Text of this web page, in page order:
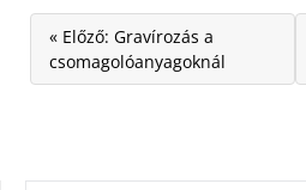
« Előző: Gravírozás a
csomagolóanyagoknál